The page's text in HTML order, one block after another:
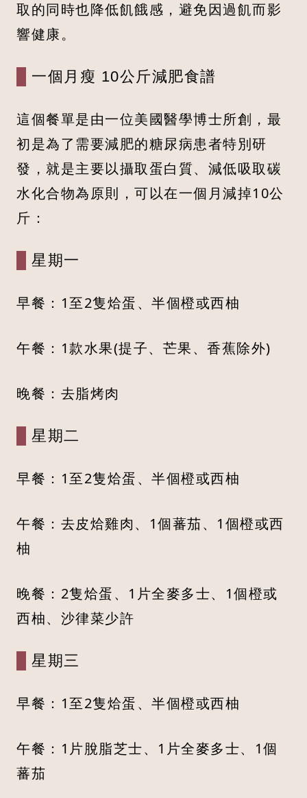
取的同時也降低飢餓感，避免因過飢而影
響健康。
一個月瘦 10公斤減肥食譜
這個餐單是由一位美國醫學博士所創，最
初是為了需要減肥的糖尿病患者特別研
發，就是主要以攝取蛋白質、減低吸取碳
水化合物為原則，可以在一個月減掉10公
斤：
星期一
早餐：1至2隻烚蛋、半個橙或西柚
午餐：1款水果(提子、芒果、香蕉除外)
晚餐：去脂烤肉
星期二
早餐：1至2隻烚蛋、半個橙或西柚
午餐：去皮烚雞肉、1個蕃茄、1個橙或西
柚
晚餐：2隻烚蛋、1片全麥多士、1個橙或
西柚、沙律菜少許
星期三
早餐：1至2隻烚蛋、半個橙或西柚
午餐：1片脫脂芝士、1片全麥多士、1個
蕃茄